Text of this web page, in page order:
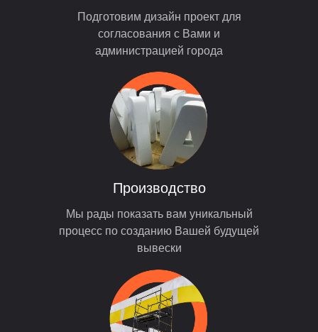
Подготовим дизайн проект для
согласования с Вами и
администрацией города
Мы рады показать вам уникальный
процесс по созданию Вашей будущей
вывески
Производство